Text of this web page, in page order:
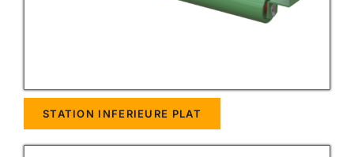
STATION INFERIEURE PLAT